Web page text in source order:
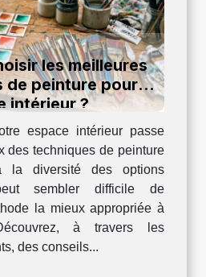
les meilleures
de peinture pour
intérieur ?
espace intérieur passe
des techniques de peinture
la diversité des options
sembler difficile de
la mieux appropriée à
à travers les
des conseils...